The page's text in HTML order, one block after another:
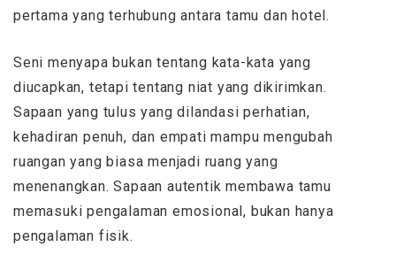
pertama yang terhubung antara tamu dan hotel.
Seni menyapa bukan tentang kata-kata yang
diucapkan, tetapi tentang niat yang dikirimkan.
Sapaan yang tulus yang dilandasi perhatian,
kehadiran penuh, dan empati mampu mengubah
ruangan yang biasa menjadi ruang yang
menenangkan. Sapaan autentik membawa tamu
memasuki pengalaman emosional, bukan hanya
pengalaman fisik.